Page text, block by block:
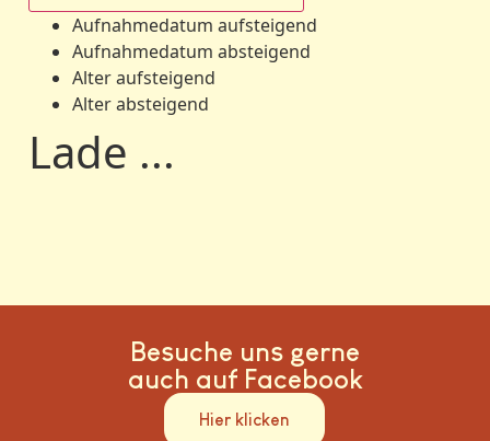
Aufnahmedatum aufsteigend
Aufnahmedatum absteigend
Alter aufsteigend
Alter absteigend
Lade ...
Besuche uns gerne
auch auf Facebook
Hier klicken